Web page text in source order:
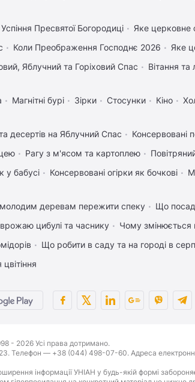
Пресвятої Богородиці Яке церковне
Коли Преображення Господнє 2026 Яке
Яблучний та Горіховий Спас
Вітання
Магнітні бурі Зірки Стосунки Кіно
десертів на Яблучний Спас Консервовані
Рагу з м'ясом та картоплею
у бабусі
Консервовані огірки як бочкові
деревам пережити спеку Що
цибулі та часнику
Чому змінюється
Що робити в саду та на городі в
- 2026 Усі права дотримано.
Телефон — +38 (044) 498-07-60. Адреса
інформації УНІАН у будь-якій формі